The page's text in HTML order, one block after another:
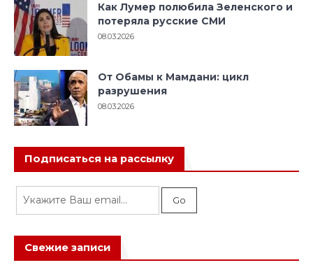
Как Лумер полюбила Зеленского и
потеряла русские СМИ
08.03.2026
От Обамы к Мамдани: цикл
разрушения
08.03.2026
Подписаться на рассылку
Свежие записи